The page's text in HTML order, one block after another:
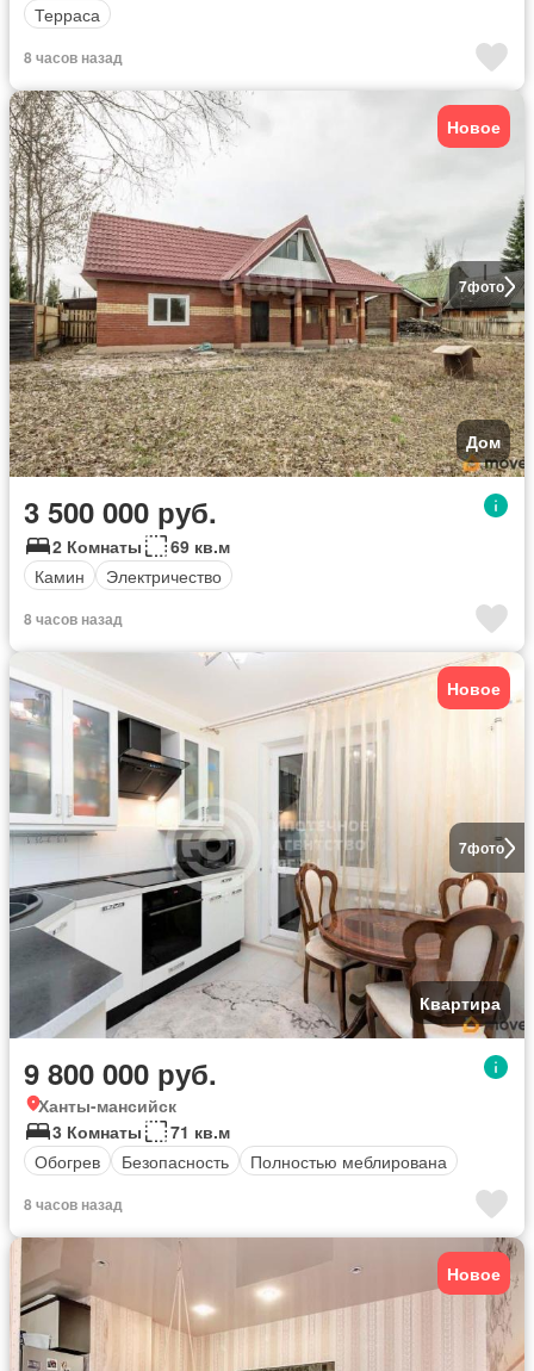
Терраса
8 часов назад
7фото
Новое
Дом
3 500 000 руб.
2 Комнаты
69 кв.м
Камин
Электричество
8 часов назад
7фото
Новое
Квартира
9 800 000 руб.
Ханты-мансийск
3 Комнаты
71 кв.м
Обогрев
Безопасность Полностью меблирована
8 часов назад
Новое